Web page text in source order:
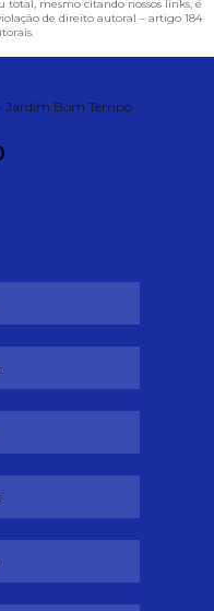
total, mesmo citando nossos links, é
de direito autoral – artigo 184
.
Jardim Bom Tempo